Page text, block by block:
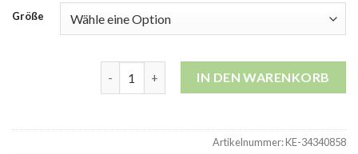
Größe
dünne daunenjacke MengeIN DEN WARENKORB
Artikelnummer:KE-34340858